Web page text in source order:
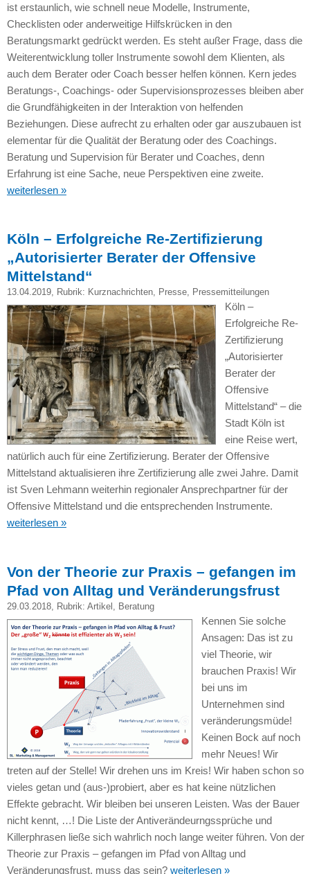
ist erstaunlich, wie schnell neue Modelle, Instrumente,
Checklisten oder anderweitige Hilfskrücken in den
Beratungsmarkt gedrückt werden. Es steht außer Frage, dass die
Weiterentwicklung toller Instrumente sowohl dem Klienten, als
auch dem Berater oder Coach besser helfen können. Kern jedes
Beratungs-, Coachings- oder Supervisionsprozesses bleiben aber
die Grundfähigkeiten in der Interaktion von helfenden
Beziehungen. Diese aufrecht zu erhalten oder gar auszubauen ist
elementar für die Qualität der Beratung oder des Coachings.
Beratung und Supervision für Berater und Coaches, denn
Erfahrung ist eine Sache, neue Perspektiven eine zweite.
weiterlesen »
Köln – Erfolgreiche Re-Zertifizierung
„Autorisierter Berater der Offensive
Mittelstand“
13.04.2019, Rubrik: Kurznachrichten, Presse, Pressemitteilungen
Köln –
Erfolgreiche Re-
Zertifizierung
„Autorisierter
Berater der
Offensive
Mittelstand“ – die
Stadt Köln ist
eine Reise wert,
natürlich auch für eine Zertifizierung. Berater der Offensive
Mittelstand aktualisieren ihre Zertifizierung alle zwei Jahre. Damit
ist Sven Lehmann weiterhin regionaler Ansprechpartner für der
Offensive Mittelstand und die entsprechenden Instrumente.
weiterlesen »
Von der Theorie zur Praxis – gefangen im
Pfad von Alltag und Veränderungsfrust
29.03.2018, Rubrik: Artikel , Beratung
Kennen Sie solche
Ansagen: Das ist zu
viel Theorie, wir
brauchen Praxis! Wir
bei uns im
Unternehmen sind
veränderungsmüde!
Keinen Bock auf noch
mehr Neues! Wir
treten auf der Stelle! Wir drehen uns im Kreis! Wir haben schon so
vieles getan und (aus-)probiert, aber es hat keine nützlichen
Effekte gebracht. Wir bleiben bei unseren Leisten. Was der Bauer
nicht kennt, …! Die Liste der Antiverändeurngssprüche und
Killerphrasen ließe sich wahrlich noch lange weiter führen. Von der
Theorie zur Praxis – gefangen im Pfad von Alltag und
Veränderungsfrust, muss das sein? weiterlesen »